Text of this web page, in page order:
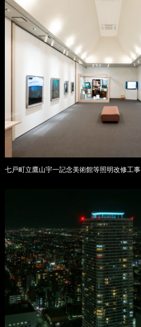
七戸町立鷹山宇一記念美術館等照明改修工事